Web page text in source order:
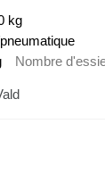
kg
Nombre